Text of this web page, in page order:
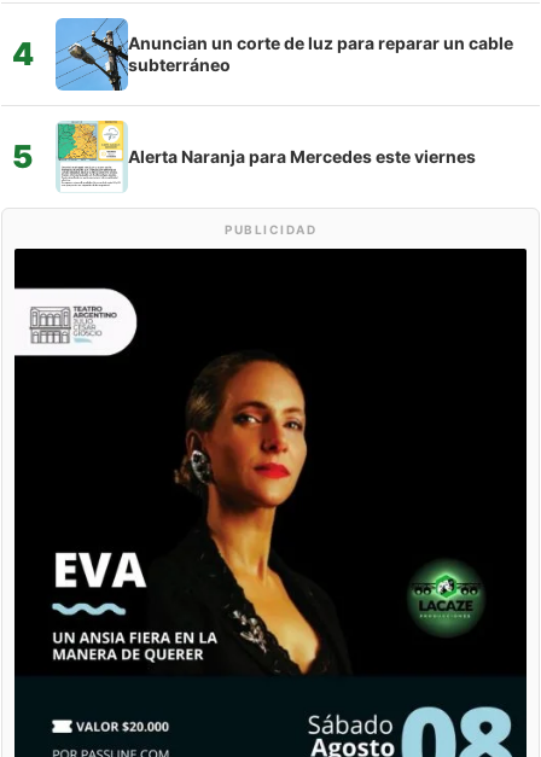
4
Anuncian un corte de luz para reparar un cable
subterráneo
5 Alerta Naranja para Mercedes este viernes
PUBLICIDAD